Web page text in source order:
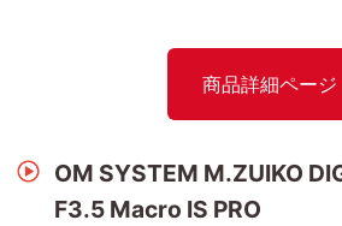
商品詳細ページ
OM SYSTEM M.ZUIKO
F3.5 Macro IS PRO